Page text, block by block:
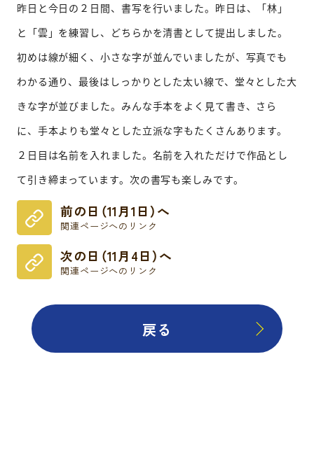
昨日と今日の２日間、書写を行いました。昨日は、「林」
と「雲」を練習し、どちらかを清書として提出しました。
初めは線が細く、小さな字が並んでいましたが、写真でも
わかる通り、最後はしっかりとした太い線で、堂々とした大
きな字が並びました。みんな手本をよく見て書き、さら
に、手本よりも堂々とした立派な字もたくさんあります。
２日目は名前を入れました。名前を入れただけで作品とし
て引き締まっています。次の書写も楽しみです。
前の日（11月1日）へ
関連ページへのリンク
次の日（11月4日）へ
関連ページへのリンク
戻る